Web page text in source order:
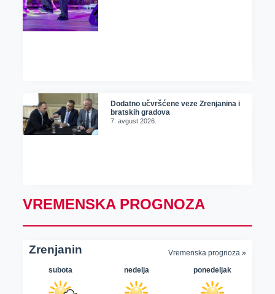
Dodatno učvršćene veze Zrenjanina i
bratskih gradova
7. avgust 2026.
VREMENSKA PROGNOZA